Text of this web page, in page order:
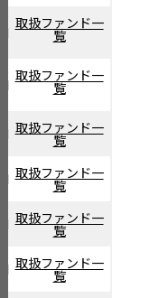
取扱ファンド一
覧
取扱ファンド一
覧
取扱ファンド一
覧
取扱ファンド一
覧
取扱ファンド一
覧
取扱ファンド一
覧